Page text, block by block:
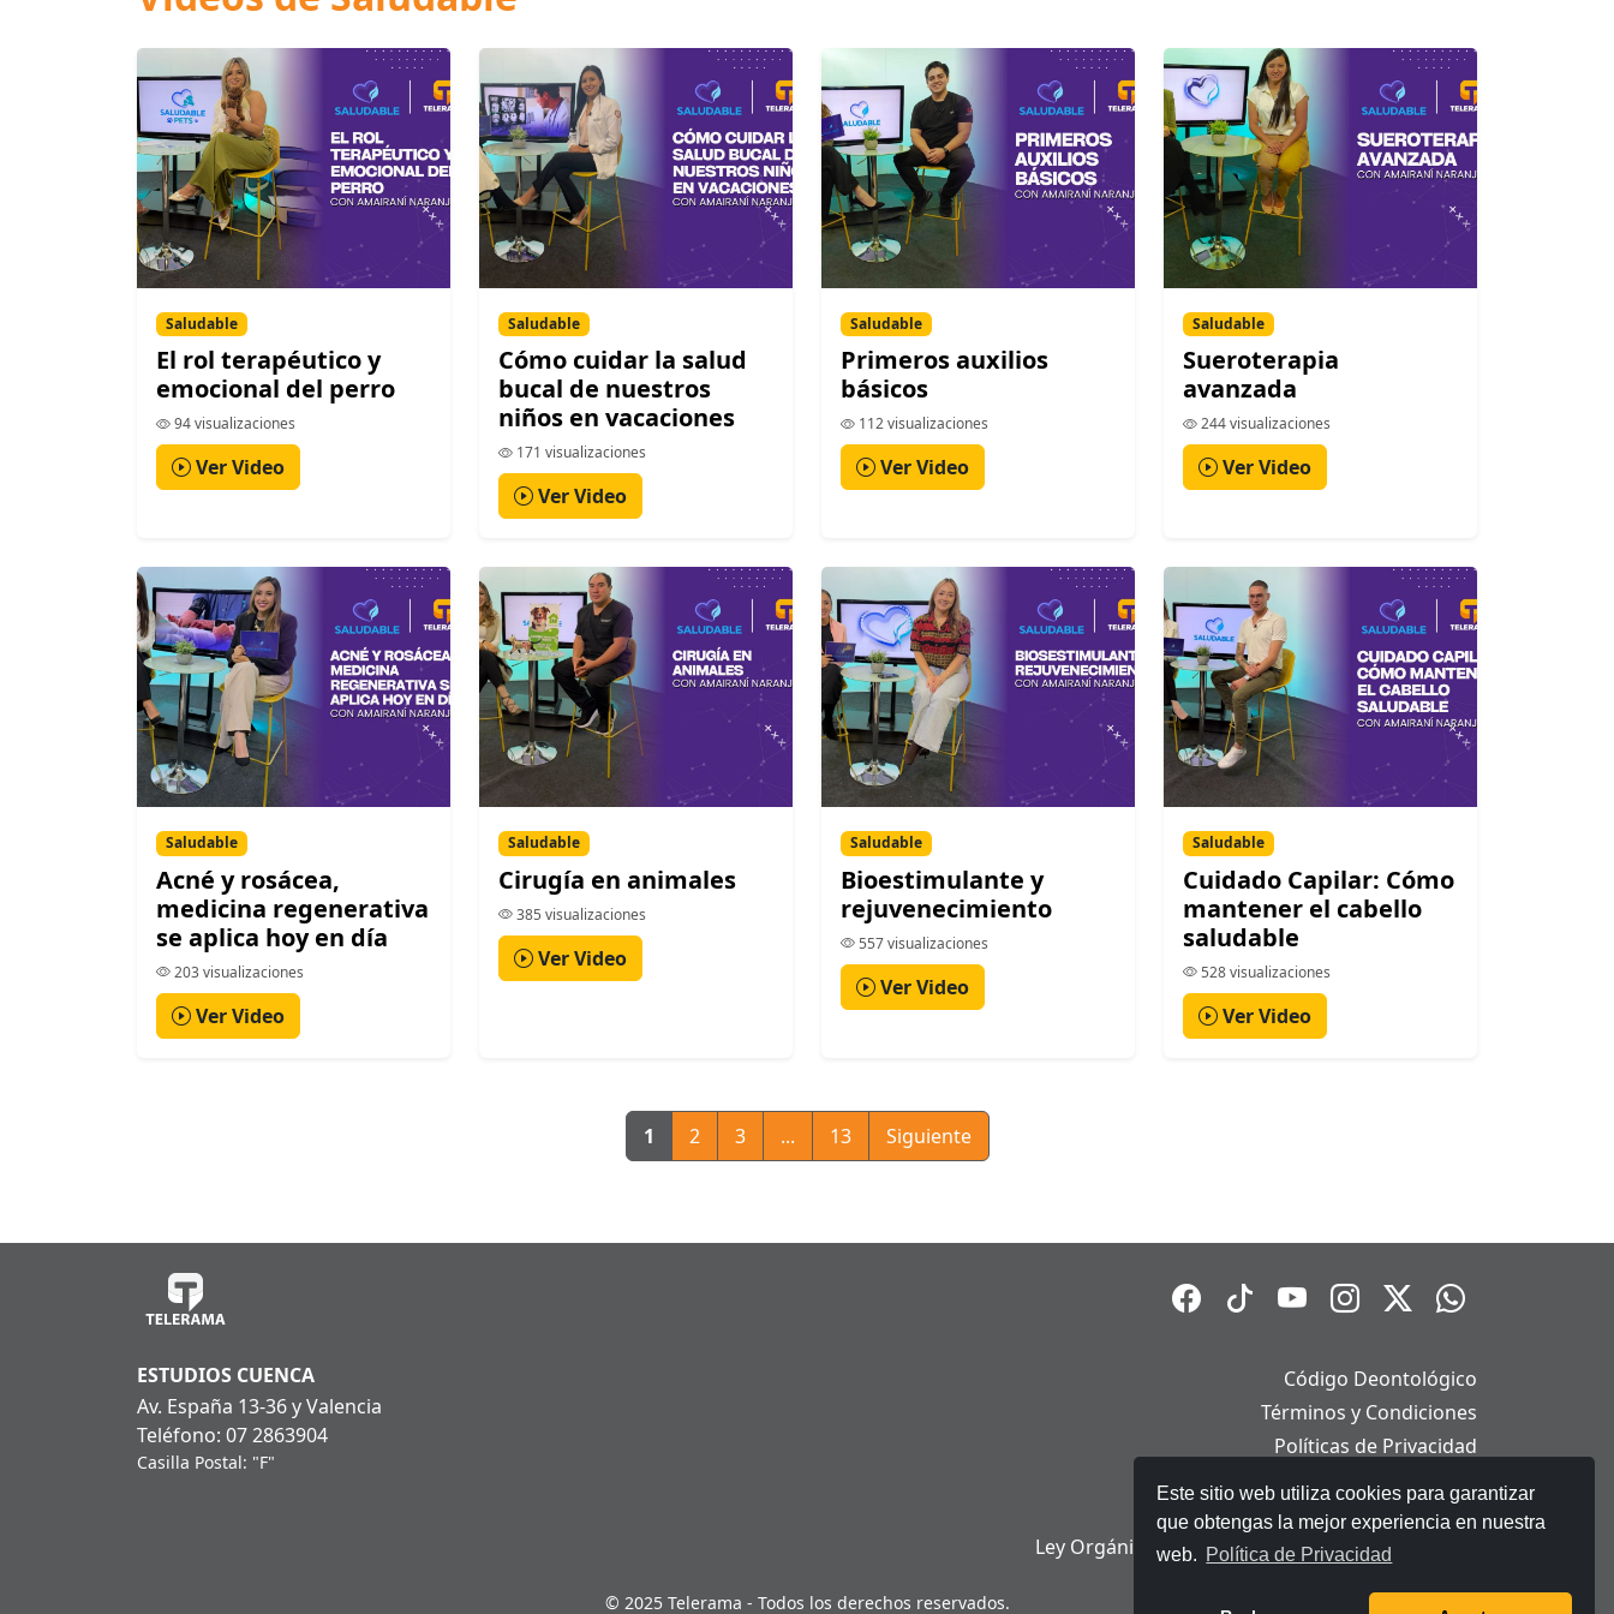
Este sitio web utiliza cookies para garantizar
que obtengas la mejor experiencia en nuestra
web. Política de Privacidad
Saludable
El rol terapéutico y
emocional del perro
94 visualizaciones
Ver Video
Saludable
Cómo cuidar la salud
bucal de nuestros
niños en vacaciones
171 visualizaciones
Ver Video
Saludable
Primeros auxilios
básicos
112 visualizaciones
Ver Video
Saludable
Sueroterapia
avanzada
244 visualizaciones
Ver Video
Saludable
Acné y rosácea,
medicina regenerativa
se aplica hoy en día
203 visualizaciones
Ver Video
Saludable
Cirugía en animales
385 visualizaciones
Ver Video
Saludable
Bioestimulante y
rejuvenecimiento
557 visualizaciones
Ver Video
Saludable
Cuidado Capilar: Cómo
mantener el cabello
saludable
528 visualizaciones
Ver Video
1 2 3 ... 13 Siguiente
ESTUDIOS CUENCA
Av. España 13-36 y Valencia
Teléfono: 07 2863904
Casilla Postal: "F"
Código Deontológico
Términos y Condiciones
Políticas de Privacidad
Políticas de Cookies
Aviso Legal
Ley Orgánica de Protección de Datos Personales
© 2025 Telerama - Todos los derechos reservados.